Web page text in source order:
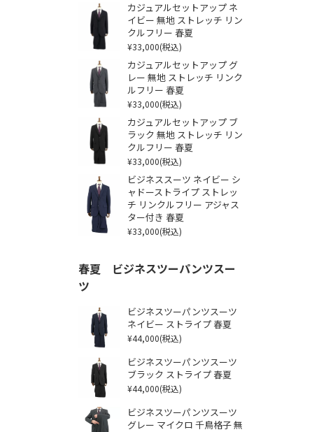
カジュアルセットアップ ネ
イビー 無地 ストレッチ リン
クルフリー 春夏
¥33,000(税込)
カジュアルセットアップ グ
レー 無地 ストレッチ リンク
ルフリー 春夏
¥33,000(税込)
カジュアルセットアップ ブ
ラック 無地 ストレッチ リン
クルフリー 春夏
¥33,000(税込)
ビジネススーツ ネイビー シ
ャドーストライプ ストレッ
チ リンクルフリー アジャス
ター付き 春夏
¥33,000(税込)
春夏 ビジネスツーパンツスー
ツ
ビジネスツーパンツスーツ
ネイビー ストライプ 春夏
¥44,000(税込)
ビジネスツーパンツスーツ
ブラック ストライプ 春夏
¥44,000(税込)
ビジネスツーパンツスーツ
グレー マイクロ 千鳥格子 無